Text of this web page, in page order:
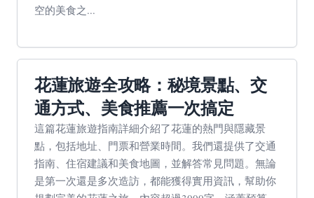
空的美食之...
花蓮旅遊全攻略：秘境景點、交
通方式、美食推薦一次搞定
這篇花蓮旅遊指南詳細介紹了花蓮的熱門與隱藏景
點，包括地址、門票和營業時間。我們還提供了交通
指南、住宿建議和美食地圖，並解答常見問題。無論
是第一次還是多次造訪，都能獲得實用資訊，幫助你